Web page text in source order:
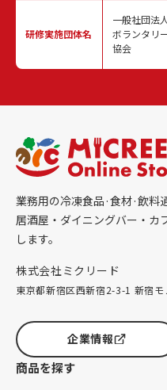
研修実施団体名
一般社団法
ボランタリ
協会
業務用の冷凍食品·食材·飲料
居酒屋・ダイニングバー・カ
します。
株式会社ミクリード
東京都新宿区西新宿2-3-1 新宿モ
企業情報
商品を探す